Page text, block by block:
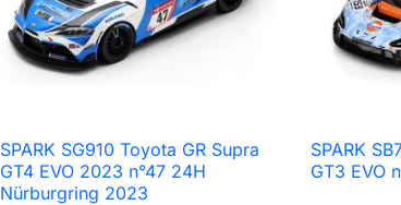
 Aperçu rapide
SPARK SG910 Toyota GR Supra
GT4 EVO 2023 n°47 24H
Nürburgring 2023

SPARK
GT3 EVO